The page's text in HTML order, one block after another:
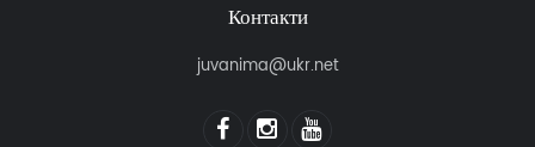
Контакти
juvanima@ukr.net